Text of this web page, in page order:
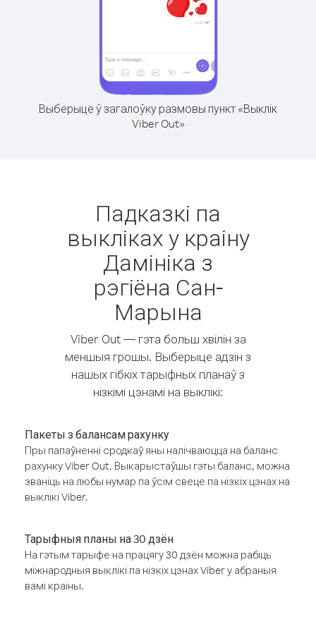
Выберыце ў загалоўку размовы пункт «Выклік
Viber Out»
Падказкі па
выкліках у краіну
Дамініка з
рэгіёна Сан-
Марына
Viber Out — гэта больш хвілін за
меншыя грошы. Выберыце адзін з
нашых гібкіх тарыфных планаў з
нізкімі цэнамі на выклікі:
Пакеты з балансам рахунку
Пры папаўненні сродкаў яны налічваюцца на баланс
рахунку Viber Out. Выкарыстаўшы гэты баланс, можна
званіць на любы нумар па ўсім свеце па нізкіх цэнах на
выклікі Viber.
Тарыфныя планы на 30 дзён
На гэтым тарыфе на працягу 30 дзён можна рабіць
міжнародныя выклікі па нізкіх цэнах Viber у абраныя
вамі краіны.